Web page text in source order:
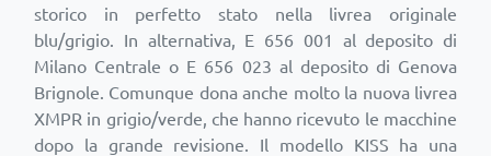
storico in perfetto stato nella livrea originale
blu/grigio. In alternativa, E 656 001 al deposito di
Milano Centrale o E 656 023 al deposito di Genova
Brignole. Comunque dona anche molto la nuova livrea
XMPR in grigio/verde, che hanno ricevuto le macchine
dopo la grande revisione. Il modello KISS ha una